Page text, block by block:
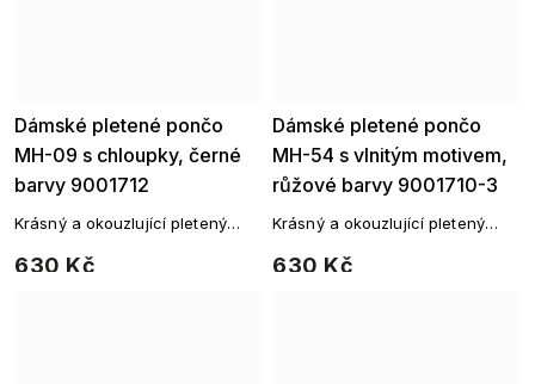
Dámské pletené pončo
MH-09 s chloupky, černé
barvy 9001712
630 Kč
Krásný a okouzlující pletený
zakončením, který vás zahřeje
Dámské pletené pončo
MH-54 s vlnitým motivem,
růžové barvy 9001710-3
630 Kč
Krásný a okouzlující pletený
zakončením, který vás zahřeje